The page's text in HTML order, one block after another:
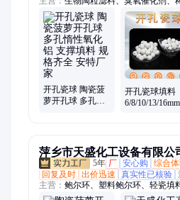
填料、陶瓷鲍尔环、陶瓷波纹填料、
球、蓄热体、拉西环、异鞍环、矩鞍
铝、阶梯环、抛磨块、斜三角磨料、
瓷组合填料、全瓷填料、规整填料
开孔瓷球 陶瓷菠
萝开孔球 多孔惰
开孔瓷球填料
6/8/10/13/
萍乡市天盛化工设备有限公
5年 厂 安心购 综合
回复及时 出价迅速 真实性已核验
主营： 鲍尔环、塑料鲍尔环、轻瓷填